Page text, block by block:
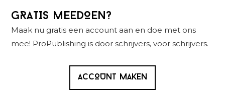
Primaire
Sidebar
GRATIS MEEDOEN?
Maak nu gratis een account aan en doe met ons
mee! ProPublishing is door schrijvers, voor schrijvers.
ACCOUNT MAKEN